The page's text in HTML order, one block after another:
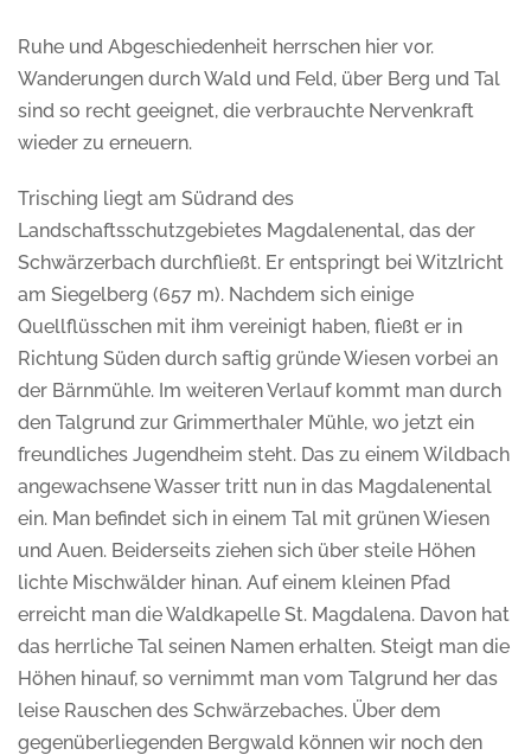
Ruhe und Abgeschiedenheit herrschen hier vor.
Wanderungen durch Wald und Feld, über Berg und Tal
sind so recht geeignet, die verbrauchte Nervenkraft
wieder zu erneuern.
Trisching liegt am Südrand des
Landschaftsschutzgebietes Magdalenental, das der
Schwärzerbach durchfließt. Er entspringt bei Witzlricht
am Siegelberg (657 m). Nachdem sich einige
Quellflüsschen mit ihm vereinigt haben, fließt er in
Richtung Süden durch saftig gründe Wiesen vorbei an
der Bärnmühle. Im weiteren Verlauf kommt man durch
den Talgrund zur Grimmerthaler Mühle, wo jetzt ein
freundliches Jugendheim steht. Das zu einem Wildbach
angewachsene Wasser tritt nun in das Magdalenental
ein. Man befindet sich in einem Tal mit grünen Wiesen
und Auen. Beiderseits ziehen sich über steile Höhen
lichte Mischwälder hinan. Auf einem kleinen Pfad
erreicht man die Waldkapelle St. Magdalena. Davon hat
das herrliche Tal seinen Namen erhalten. Steigt man die
Höhen hinauf, so vernimmt man vom Talgrund her das
leise Rauschen des Schwärzebaches. Über dem
gegenüberliegenden Bergwald können wir noch den